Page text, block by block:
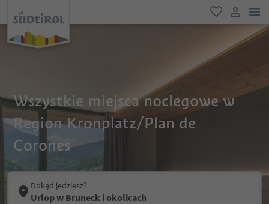
ulubione
link
Wszystkie miejsca noclegowe w
Region Kronplatz/Plan de
Corones
Dokąd jedziesz?
Urlop w Bruneck i okolicach